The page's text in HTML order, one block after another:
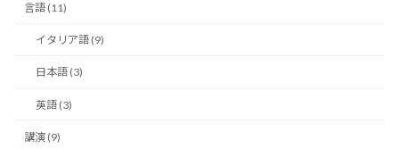
言語 (11)
イタリア語 (9)
日本語 (3)
英語 (3)
講演 (9)